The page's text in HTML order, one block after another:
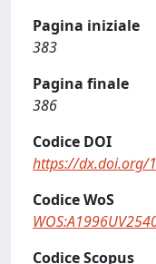
Pagina iniziale
383
Pagina finale
386
Codice DOI
https://dx.doi.org/
Codice WoS
Codice Scopus